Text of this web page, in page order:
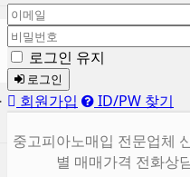
다.
로그인 유지
로그인
회원가입
ID/PW 찾기
중고피아노매입 전문업체
별 매매가격 전화상